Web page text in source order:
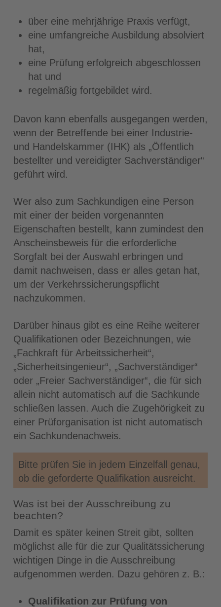
über eine mehrjährige Praxis verfügt,
eine umfangreiche Ausbildung absolviert
hat,
eine Prüfung erfolgreich abgeschlossen
hat und
regelmäßig fortgebildet wird.
Davon kann ebenfalls ausgegangen werden,
wenn der Betreffende bei einer Industrie-
und Handelskammer (IHK) als „Öffentlich
bestellter und vereidigter Sachverständiger“
geführt wird.
Wer also zum Sachkundigen eine Person
mit einer der beiden vorgenannten
Eigenschaften bestellt, kann zumindest den
Anscheinsbeweis für die erforderliche
Sorgfalt bei der Auswahl erbringen und
damit nachweisen, dass er alles getan hat,
um der Verkehrssicherungspflicht
nachzukommen.
Darüber hinaus gibt es eine Reihe weiterer
Qualifikationen oder Bezeichnungen, wie
„Fachkraft für Arbeitssicherheit“,
„Sicherheitsingenieur“, „Sachverständiger“
oder „Freier Sachverständiger“, die für sich
allein nicht automatisch auf die Sachkunde
schließen lassen. Auch die Zugehörigkeit zu
einer Prüforganisation ist nicht automatisch
ein Sachkundenachweis.
Bitte prüfen Sie in jedem Einzelfall genau,
ob die geforderte Qualifikation ausreicht.
Was ist bei der Ausschreibung zu
beachten?
Damit es später keinen Streit gibt, sollten
möglichst alle für die zur Qualitätssicherung
wichtigen Dinge in die Ausschreibung
aufgenommen werden. Dazu gehören z. B.:
Qualifikation zur Prüfung von